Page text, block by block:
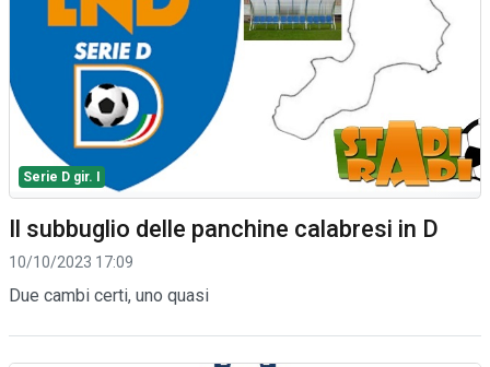
Serie D gir. I
Il subbuglio delle panchine calabresi in D
10/10/2023 17:09
Due cambi certi, uno quasi